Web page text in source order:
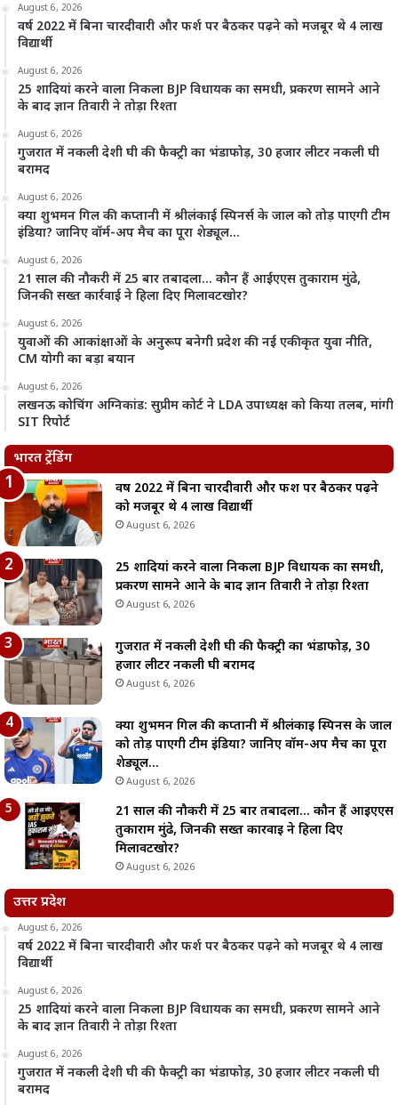
August 6, 2026
वर्ष 2022 में बिना चारदीवारी और फर्श पर बैठकर पढ़ने को मजबूर थे 4 लाख
विद्यार्थी
August 6, 2026
25 शादियां करने वाला निकला BJP विधायक का समधी, प्रकरण सामने आने
के बाद ज्ञान तिवारी ने तोड़ा रिश्ता
August 6, 2026
गुजरात में नकली देशी घी की फैक्ट्री का भंडाफोड़, 30 हजार लीटर नकली घी
बरामद
August 6, 2026
क्या शुभमन गिल की कप्तानी में श्रीलंकाई स्पिनर्स के जाल को तोड़ पाएगी टीम
इंडिया? जानिए वॉर्म-अप मैच का पूरा शेड्यूल…
August 6, 2026
21 साल की नौकरी में 25 बार तबादला… कौन हैं आईएएस तुकाराम मुंढे,
जिनकी सख्त कार्रवाई ने हिला दिए मिलावटखोर?
August 6, 2026
युवाओं की आकांक्षाओं के अनुरूप बनेगी प्रदेश की नई एकीकृत युवा नीति,
CM योगी का बड़ा बयान
August 6, 2026
लखनऊ कोचिंग अग्निकांड: सुप्रीम कोर्ट ने LDA उपाध्यक्ष को किया तलब, मांगी
SIT रिपोर्ट
भारत ट्रेंडिंग
वर्ष 2022 में बिना चारदीवारी और फर्श पर बैठकर पढ़ने
को मजबूर थे 4 लाख विद्यार्थी
August 6, 2026
25 शादियां करने वाला निकला BJP विधायक का समधी,
प्रकरण सामने आने के बाद ज्ञान तिवारी ने तोड़ा रिश्ता
August 6, 2026
गुजरात में नकली देशी घी की फैक्ट्री का भंडाफोड़, 30
हजार लीटर नकली घी बरामद
August 6, 2026
क्या शुभमन गिल की कप्तानी में श्रीलंकाई स्पिनर्स के जाल
को तोड़ पाएगी टीम इंडिया? जानिए वॉर्म-अप मैच का पूरा
शेड्यूल…
August 6, 2026
21 साल की नौकरी में 25 बार तबादला… कौन हैं आईएएस
तुकाराम मुंढे, जिनकी सख्त कार्रवाई ने हिला दिए
मिलावटखोर?
August 6, 2026
उत्तर प्रदेश
August 6, 2026
वर्ष 2022 में बिना चारदीवारी और फर्श पर बैठकर पढ़ने को मजबूर थे 4 लाख
विद्यार्थी
August 6, 2026
25 शादियां करने वाला निकला BJP विधायक का समधी, प्रकरण सामने आने
के बाद ज्ञान तिवारी ने तोड़ा रिश्ता
August 6, 2026
गुजरात में नकली देशी घी की फैक्ट्री का भंडाफोड़, 30 हजार लीटर नकली घी
बरामद